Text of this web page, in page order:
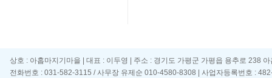
상호 : 아홉마지기마을 | 대표 : 이두영 | 주소 : 경기도 가평군 가평읍 용추로 238
전화번호 : 031-582-3115 / 사무장 유제순 010-4580-8308 | 사업자등록번호 :